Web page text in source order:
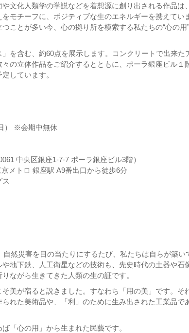
文化人類学の学説などを着想源に創り出される作品は
モチーフに、ポジティブな生のエネルギーを携えてい
ことが多い今、心の拠り所を模索する私たちの“心の用
を含む、約60点を展示します。コンクリートで出来た
の立体作品をご紹介するとともに、ポーラ銀座ビル１
しています。
） ※会期中無休
中央区銀座1-7-7 ポーラ銀座ビル3階）
メトロ 銀座駅 A9番出口から徒歩6分
然災害を目の当たりにするたび、私たちは自らが築い
地下鉄、人工衛星などの技術も、先史時代の土器や石
ながら生きてきた人類の生の証です。
美が宿ると説きました。すなわち「用の美」です。そ
れた美術品や、「利」のために生み出された工業品で
「心の用」から生まれた民藝です。